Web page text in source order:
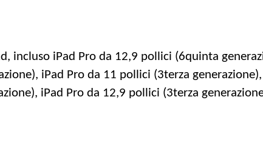
iPad
per
incluso iPad Pro da 12,9 pollici (6quinta
iPad Pro da 11 pollici (3terza
iPad Pro da 12,9 pollici (3terza